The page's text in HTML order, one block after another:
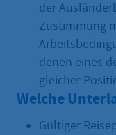
der
Zustimmung
denen eines
gleicher
Welche
Gültiger